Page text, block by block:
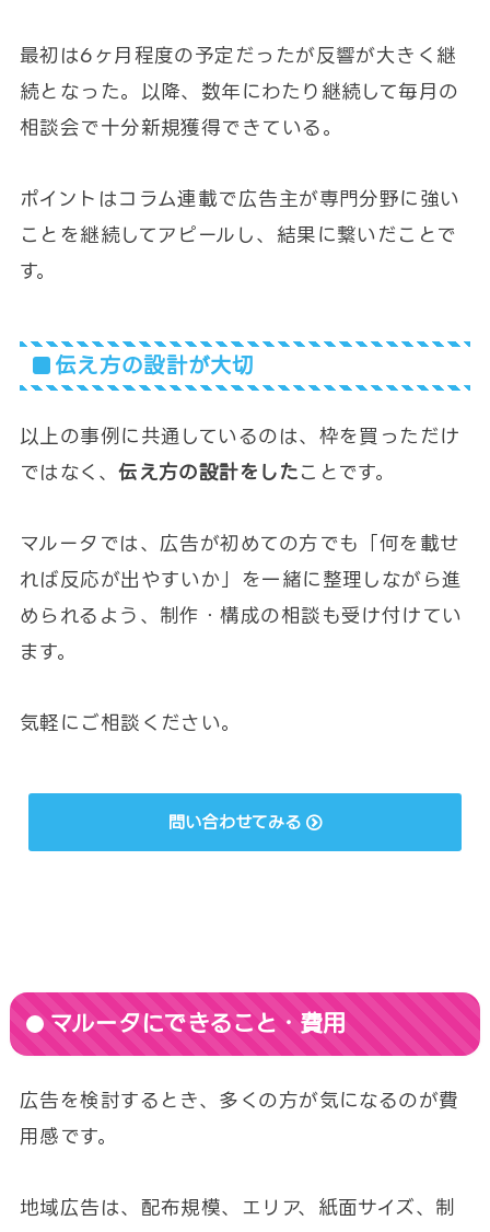
最初は6ヶ月程度の予定だったが反響が大きく継
続となった。以降、数年にわたり継続して毎月の
相談会で十分新規獲得できている。
ポイントはコラム連載で広告主が専門分野に強い
ことを継続してアピールし、結果に繋いだことで
す。
伝え方の設計が大切
以上の事例に共通しているのは、枠を買っただけ
ではなく、伝え方の設計をした ことです。
マルータでは、広告が初めての方でも「何を載せ
れば反応が出やすいか」を一緒に整理しながら進
められるよう、制作・構成の相談も受け付けてい
ます。
気軽にご相談ください。
問い合わせてみる
マルータにできること・費用
広告を検討するとき、多くの方が気になるのが費
用感です。
地域広告は、配布規模、エリア、紙面サイズ、制